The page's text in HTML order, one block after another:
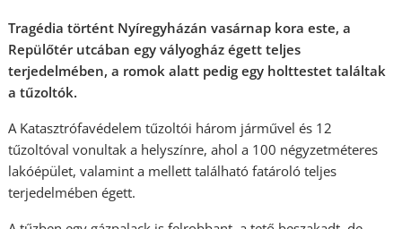
Tragédia történt Nyíregyházán vasárnap kora este, a
Repülőtér utcában egy vályogház égett teljes
terjedelmében, a romok alatt pedig egy holttestet találtak
a tűzoltók.
A Katasztrófavédelem tűzoltói három járművel és 12
tűzoltóval vonultak a helyszínre, ahol a 100 négyzetméteres
lakóépület, valamint a mellett található fatároló teljes
terjedelmében égett.